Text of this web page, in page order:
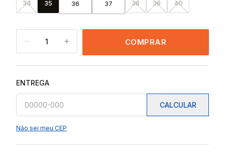
34 35 36 37 38 39 40
1 COMPRAR
ENTREGA
CALCULAR
Não sei meu CEP